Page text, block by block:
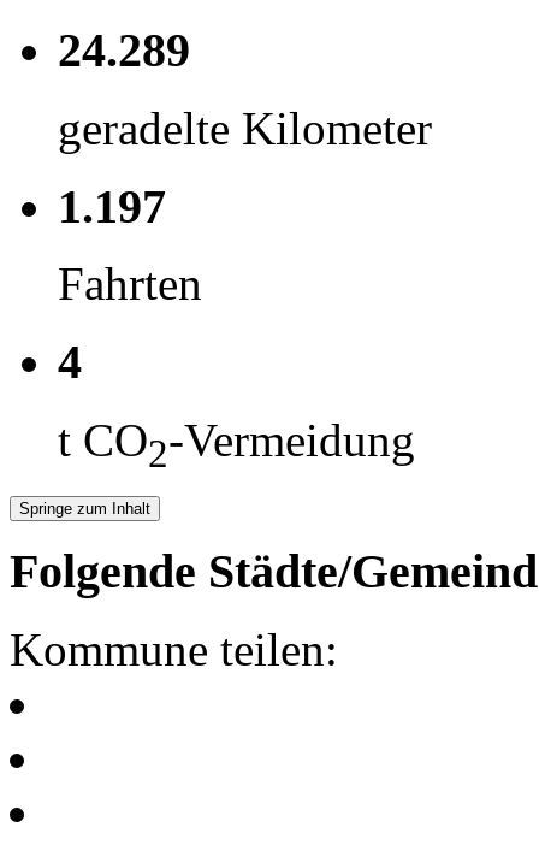
24.289
geradelte Kilometer
1.197
Fahrten
4
t CO2-Vermeidung
Springe zum Inhalt
Folgende Städte/
Kommune teilen: